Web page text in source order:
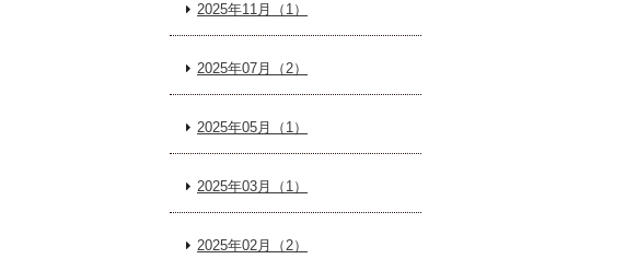
2025年11月（1）
2025年07月（2）
2025年05月（1）
2025年03月（1）
2025年02月（2）